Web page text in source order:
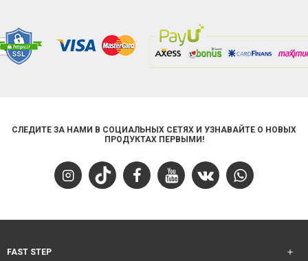
СЛЕДИТЕ ЗА НАМИ В СОЦИАЛЬНЫХ СЕТЯХ И УЗНАВАЙТЕ О НОВЫХ
ПРОДУКТАХ ПЕРВЫМИ!
FAST STEP